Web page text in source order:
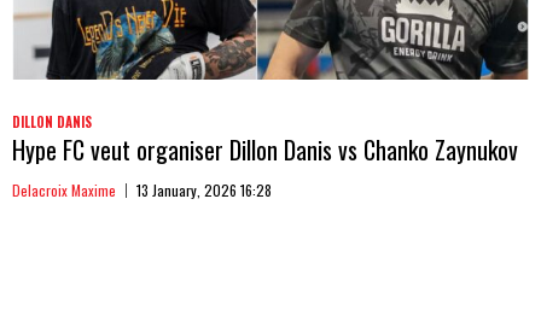
DILLON DANIS
Hype FC veut organiser Dillon Danis vs Chanko Zaynukov
Delacroix Maxime 13 January, 2026 16:28